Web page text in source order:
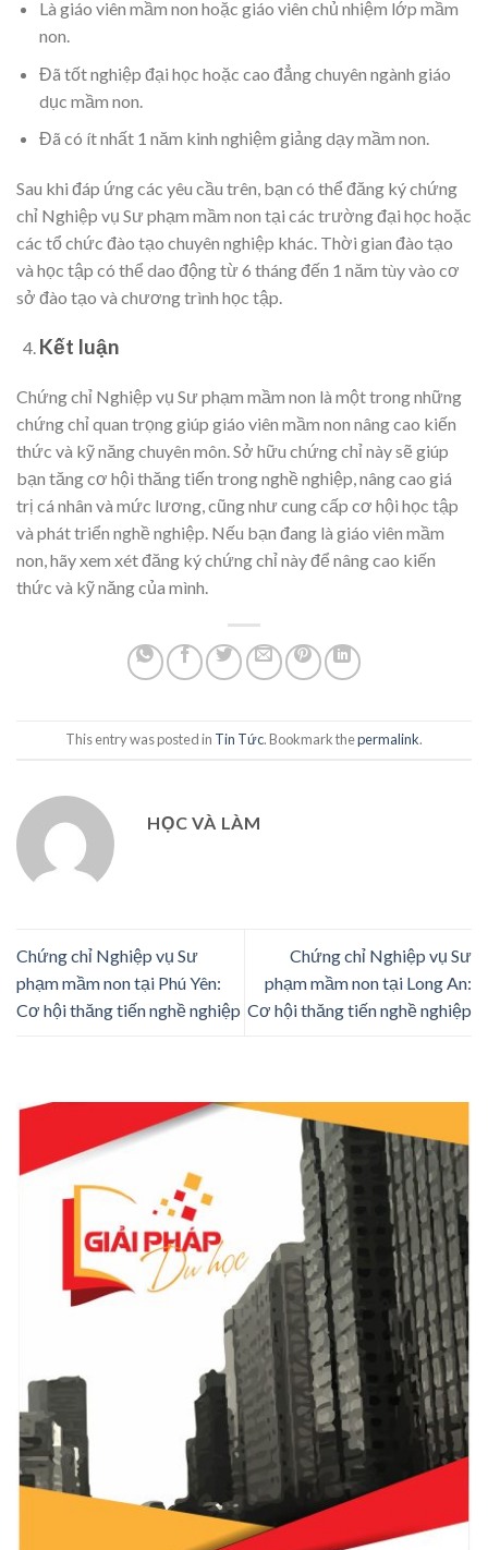
Là giáo viên mầm non hoặc giáo viên chủ nhiệm lớp mầm
non.
Đã tốt nghiệp đại học hoặc cao đẳng chuyên ngành giáo
dục mầm non.
Đã có ít nhất 1 năm kinh nghiệm giảng dạy mầm non.
Sau khi đáp ứng các yêu cầu trên, bạn có thể đăng ký chứng
chỉ Nghiệp vụ Sư phạm mầm non tại các trường đại học hoặc
các tổ chức đào tạo chuyên nghiệp khác. Thời gian đào tạo
và học tập có thể dao động từ 6 tháng đến 1 năm tùy vào cơ
sở đào tạo và chương trình học tập.
Kết luận
Chứng chỉ Nghiệp vụ Sư phạm mầm non là một trong những
chứng chỉ quan trọng giúp giáo viên mầm non nâng cao kiến
thức và kỹ năng chuyên môn. Sở hữu chứng chỉ này sẽ giúp
bạn tăng cơ hội thăng tiến trong nghề nghiệp, nâng cao giá
trị cá nhân và mức lương, cũng như cung cấp cơ hội học tập
và phát triển nghề nghiệp. Nếu bạn đang là giáo viên mầm
non, hãy xem xét đăng ký chứng chỉ này để nâng cao kiến
thức và kỹ năng của mình.
This entry was posted in Tin Tức. Bookmark thepermalink.
HỌC VÀ LÀM
Chứng chỉ Nghiệp vụ Sư
phạm mầm non tại Phú Yên:
Cơ hội thăng tiến nghề nghiệp
Chứng chỉ Nghiệp vụ Sư
phạm mầm non tại Long An:
Cơ hội thăng tiến nghề nghiệp